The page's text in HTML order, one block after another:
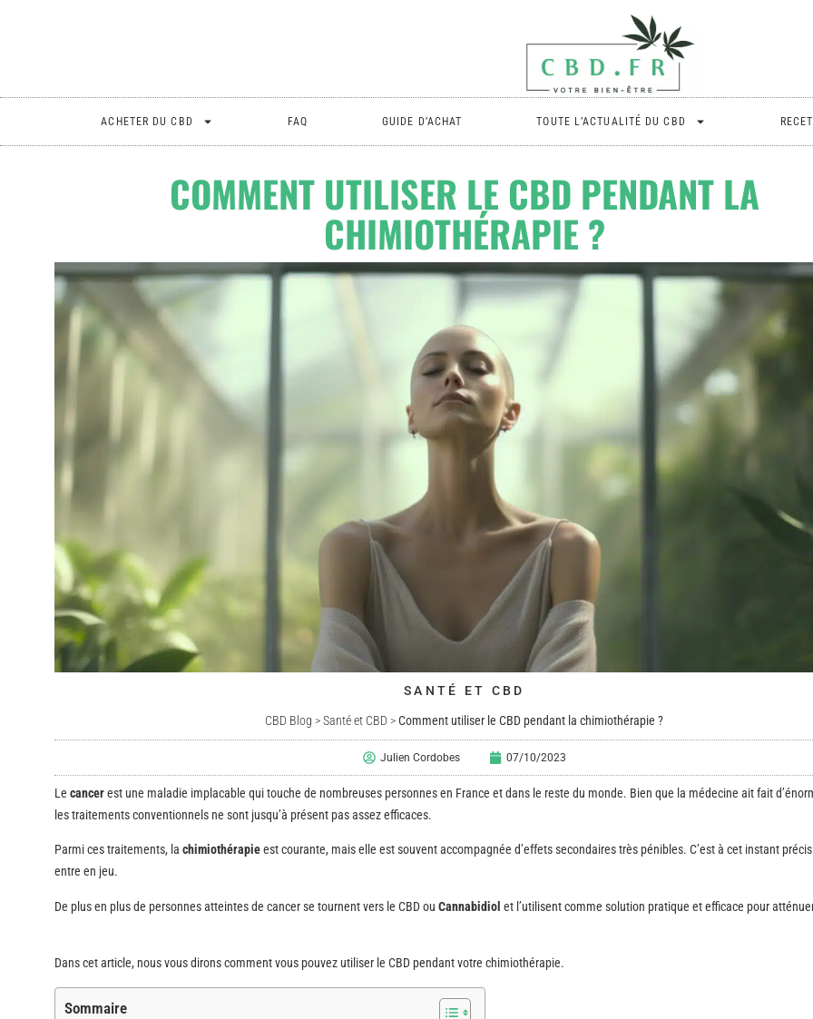
ACHETER DU CBD FAQ GUIDE D’ACHAT TOUTE L’ACTUALITÉ DU CBD
COMMENT UTILISER LE CBD PENDANT LA
CHIMIOTHÉRAPIE ?
SANTÉ ET CBD
CBD Blog >Santé et CBD >Comment utiliser le CBD pendant la chimiothérapie ?
Julien Cordobes 07/10/2023
Le cancerest une maladie implacable qui touche de nombreuses personnes en France et dans le reste du monde. Bien que la médecine ait fait
les traitements conventionnels ne sont jusqu’à présent pas assez efficaces.
Parmi ces traitements, la chimiothérapieest courante, mais elle est souvent accompagnée d’effets secondaires très pénibles. C’est à cet instant
entre en jeu.
De plus en plus de personnes atteintes de cancer se tournent vers le CBD ou Cannabidiol et l’utilisent comme solution pratique et efficace pour
Dans cet article, nous vous dirons comment vous pouvez utiliser le CBD pendant votre chimiothérapie.
Sommaire